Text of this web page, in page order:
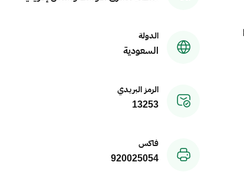
الدولة
السعودية
الرمز البريدي
13253
فاكس
920025054